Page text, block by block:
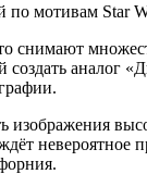
снимают
создать аналог